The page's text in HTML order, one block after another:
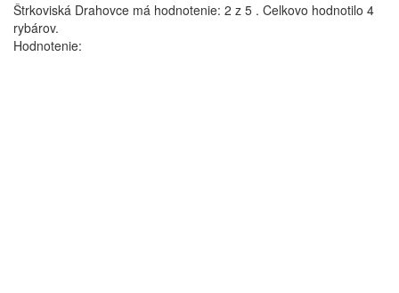
Štrkoviská Drahovce má hodnotenie: 2 z 5 . Celkovo hodnotilo 4
rybárov.
Hodnotenie: